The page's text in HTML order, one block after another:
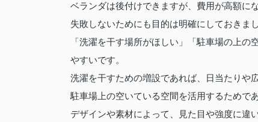
ベランダは後付けできますが、費用が高額にな
失敗しないためにも目的は明確にしておきまし
「洗濯を干す場所がほしい」「駐車場の上
やすいです。
洗濯を干すための増設であれば、日当たりや
駐車場上の空いている空間を活用するためで
デザインや素材によって、見た目や強度に違